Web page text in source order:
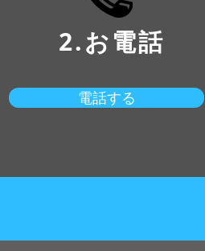
2.お電話
電話する